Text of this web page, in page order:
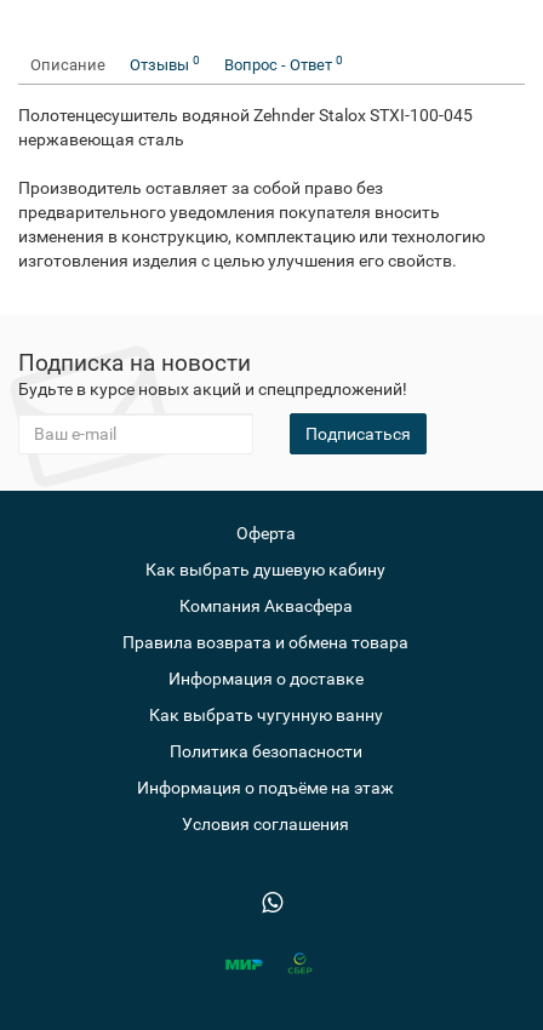
Описание Отзывы 0 Вопрос - Ответ 0
Полотенцесушитель водяной Zehnder Stalox STXI-100-045
нержавеющая сталь
Производитель оставляет за собой право без
предварительного уведомления покупателя вносить
изменения в конструкцию, комплектацию или технологию
изготовления изделия с целью улучшения его свойств.
Подписка на новости
Будьте в курсе новых акций и спецпредложений!
Подписаться
Оферта
Как выбрать душевую кабину
Компания Аквасфера
Правила возврата и обмена товара
Информация о доставке
Как выбрать чугунную ванну
Политика безопасности
Информация о подъёме на этаж
Условия соглашения